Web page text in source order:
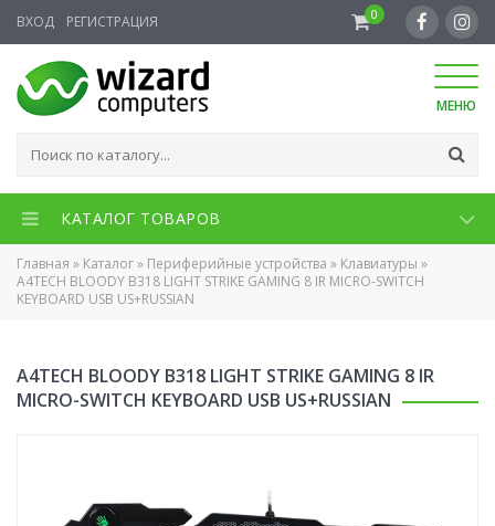
ВХОД РЕГИСТРАЦИЯ 0
МЕНЮ
КАТАЛОГ ТОВАРОВ
Главная » Каталог» Периферийные устройства » Клавиатуры »
A4TECH BLOODY B318 LIGHT STRIKE GAMING 8 IR MICRO-SWITCH
KEYBOARD USB US+RUSSIAN
A4TECH BLOODY B318 LIGHT STRIKE GAMING 8 IR
MICRO-SWITCH KEYBOARD USB US+RUSSIAN